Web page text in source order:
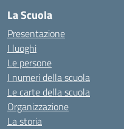
La Scuola
Presentazione
I luoghi
Le persone
I numeri della scuola
Le carte della scuola
Organizzazione
La storia